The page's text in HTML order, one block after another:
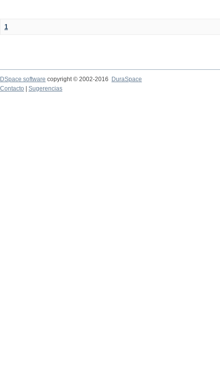
1
DSpace software copyright © 2002-2016
DuraSpace
Contacto
Sugerencias